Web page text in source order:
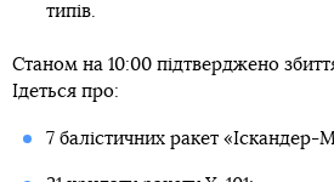
типів.
Станом на 10:00 підтверджено
Ідеться про:
7 балістичних ракет